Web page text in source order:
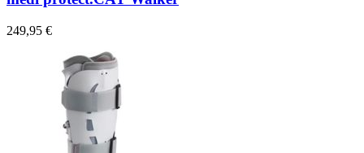
249,95 €